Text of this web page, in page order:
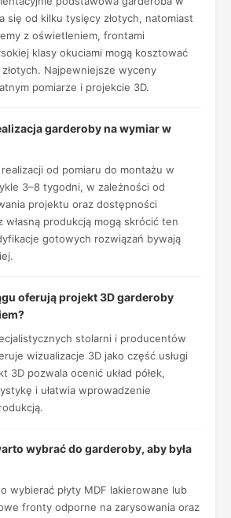
się od kilku tysięcy złotych, natomiast
z oświetleniem, frontami
klasy okuciami mogą kosztować
Najpewniejsze wyceny
pomiarze i projekcie 3D.
garderoby na wymiar w
od pomiaru do montażu w
3–8 tygodni, w zależności od
projektu oraz dostępności
własną produkcją mogą skrócić ten
gotowych rozwiązań bywają
oferują projekt 3D garderoby
stolarni i producentów
wizualizacje 3D jako część usługi
3D pozwala ocenić układ półek,
i ułatwia wprowadzenie
wybrać do garderoby, aby była
wybierać płyty MDF lakierowane lub
fronty odporne na zarysowania oraz